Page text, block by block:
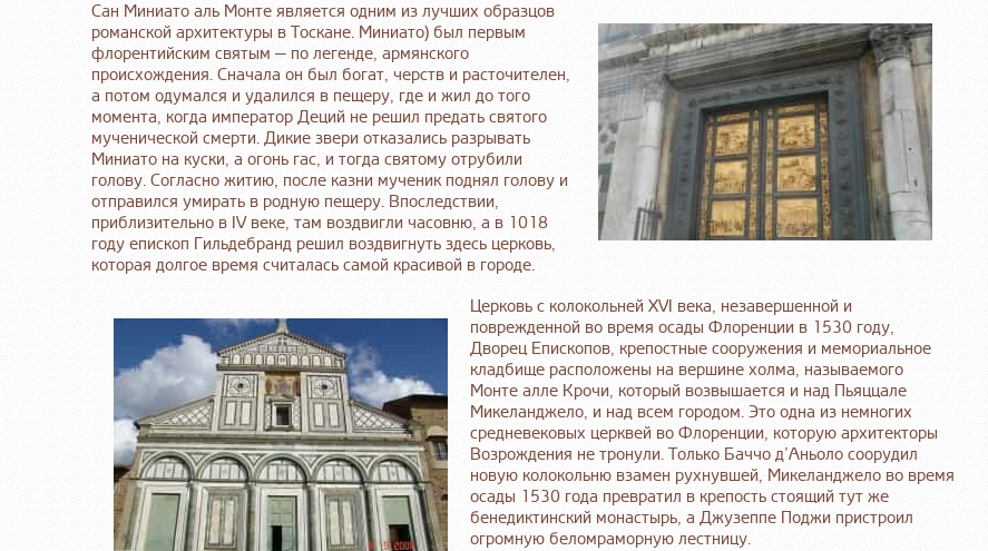
Сан Миниато аль Монте является одним из лучших образцов
романской архитектуры в Тоскане. Миниато) был первым
флорентийским святым — по легенде, армянского
происхождения. Сначала он был богат, черств и расточителен,
а потом одумался и удалился в пещеру, где и жил до того
момента, когда император Деций не решил предать святого
мученической смерти. Дикие звери отказались разрывать
Миниато на куски, а огонь гас, и тогда святому отрубили
голову. Согласно житию, после казни мученик поднял голову и
отправился умирать в родную пещеру. Впоследствии,
приблизительно в IV веке, там воздвигли часовню, а в 1018
году епископ Гильдебранд решил воздвигнуть здесь церковь,
которая долгое время считалась самой красивой в городе.
Церковь с колокольней XVI века, незавершенной и
поврежденной во время осады Флоренции в 1530 году,
Дворец Епископов, крепостные сооружения и мемориальное
кладбище расположены на вершине холма, называемого
Монте алле Крочи, который возвышается и над Пьяццале
Микеланджело, и над всем городом. Это одна из немногих
средневековых церквей во Флоренции, которую архитекторы
Возрождения не тронули. Только Баччо д’Аньоло соорудил
новую колокольню взамен рухнувшей, Микеланджело во время
осады 1530 года превратил в крепость стоящий тут же
бенедиктинский монастырь, а Джузеппе Поджи пристроил
огромную беломраморную лестницу.